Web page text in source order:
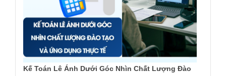
Kế Toán Lê Ánh Dưới Góc Nhìn Chất Lượng Đào